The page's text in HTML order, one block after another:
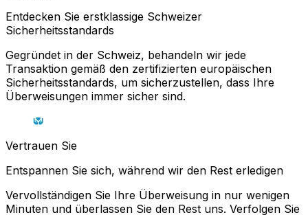
Entdecken Sie erstklassige Schweizer
Sicherheitsstandards
Gegründet in der Schweiz, behandeln wir jede
Transaktion gemäß den zertifizierten europäischen
Sicherheitsstandards, um sicherzustellen, dass Ihre
Überweisungen immer sicher sind.
Vertrauen Sie
Entspannen Sie sich, während wir den Rest erledigen
Vervollständigen Sie Ihre Überweisung in nur wenigen
Minuten und überlassen Sie den Rest uns. Verfolgen Sie